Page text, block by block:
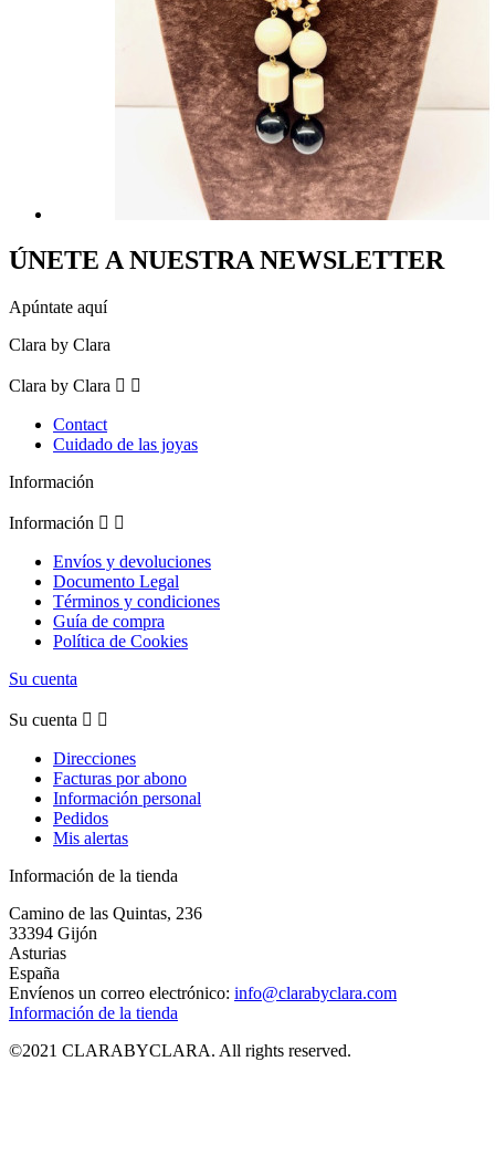
ÚNETE A NUESTRA NEWSLETTER
Apúntate aquí
Clara by Clara
Clara by Clara  
Contact
Cuidado de las joyas
Información
Información  
Envíos y devoluciones
Documento Legal
Términos y condiciones
Guía de compra
Política de Cookies
Su cuenta
Su cuenta  
Direcciones
Facturas por abono
Información personal
Pedidos
Mis alertas
Información de la tienda
Camino de las Quintas, 236
33394 Gijón
Asturias
España
Envíenos un correo electrónico: info@clarabyclara.com
Información de la tienda
©2021 CLARABYCLARA. All rights reserved.